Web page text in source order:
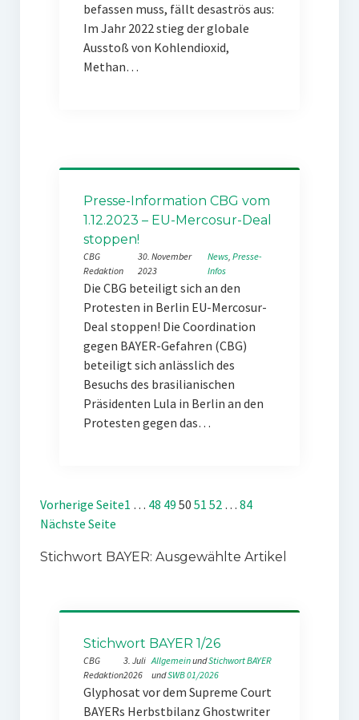
befassen muss, fällt desaströs aus:
Im Jahr 2022 stieg der globale
Ausstoß von Kohlendioxid,
Methan…
Presse-Information CBG vom
1.12.2023 – EU-Mercosur-Deal
stoppen!
CBG
Redaktion
30. November
2023
News, Presse-
Infos
Die CBG beteiligt sich an den
Protesten in Berlin EU-Mercosur-
Deal stoppen! Die Coordination
gegen BAYER-Gefahren (CBG)
beteiligt sich anlässlich des
Besuchs des brasilianischen
Präsidenten Lula in Berlin an den
Protesten gegen das…
Vorherige Seite1 … 48 49 50 51 52 … 84
Nächste Seite
Stichwort BAYER: Ausgewählte Artikel
Stichwort BAYER 1/26
CBG
Redaktion
3. Juli
2026
Allgemein und Stichwort BAYER
und SWB 01/2026
Glyphosat vor dem Supreme Court
BAYERs Herbstbilanz Ghostwriter